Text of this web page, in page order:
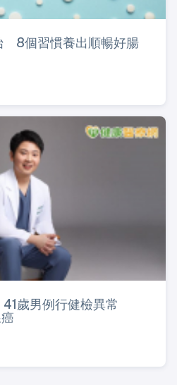
8個習慣養出順暢好腸
歲男例行健檢異常